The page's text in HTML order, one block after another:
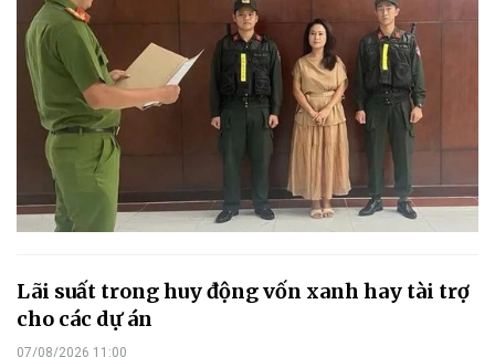
Lãi suất trong huy động vốn xanh hay tài trợ
cho các dự án
07/08/2026 11:00